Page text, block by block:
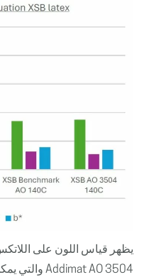
Addimat AO 3504 والتي يمكن مقارنتها بالمعيار الصناعي AO.